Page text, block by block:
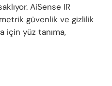
AiSense IR
güvenlik ve gizlilik
için yüz tanıma,